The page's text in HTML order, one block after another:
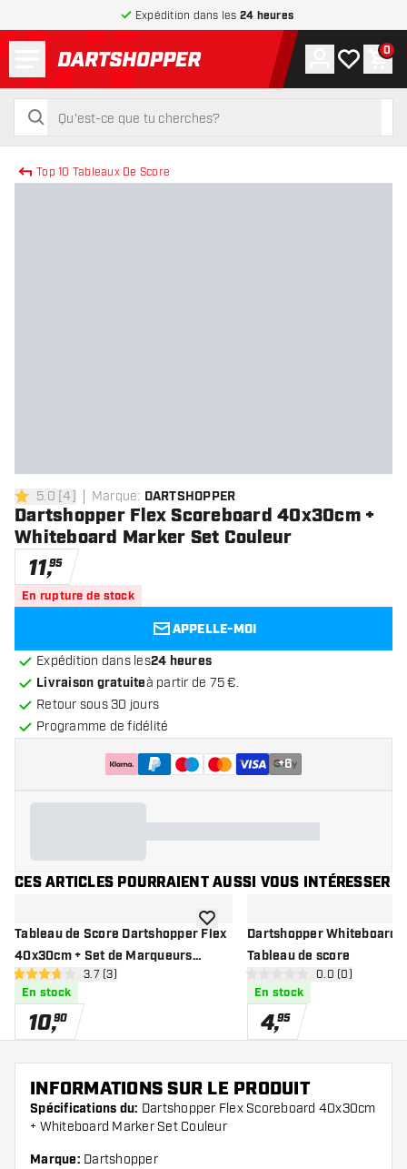
Expédition dans les 24 heures
retour à la page d’accueil
rechercher
rechercher
Compte
Ma liste0
Top 10 Tableaux De Score
5 étoiles de notation
5.0 [4] Marque: DARTSHOPPER
Dartshopper Flex Scoreboard 40x30cm +
Whiteboard Marker Set Couleur
11,95
En rupture de stock
APPELLE-MOI
Expédition dans les24 heures
Livraison gratuiteà partir de 75 €.
Retour sous 30 jours
Programme de fidélité
+6
CES ARTICLES POURRAIENT AUSSI VOUS INTÉRESSER
Tableau de Score Dartshopper Flex
40x30cm + Set de Marqueurs
Tableau Blanc Noirouvrir le panneau des avis
3.7 étoiles de notation
3.7 (3)
En stock
10,90
ajouter à la liste de souhaits
Dartshopper Whiteboard
Tableau de score
ouvrir le
0 étoiles de notation
0.0 (0)
En stock
4,95
INFORMATIONS SUR LE PRODUIT
Spécifications du: Dartshopper Flex Scoreboard 40x30cm
+ Whiteboard Marker Set Couleur
Marque: Dartshopper